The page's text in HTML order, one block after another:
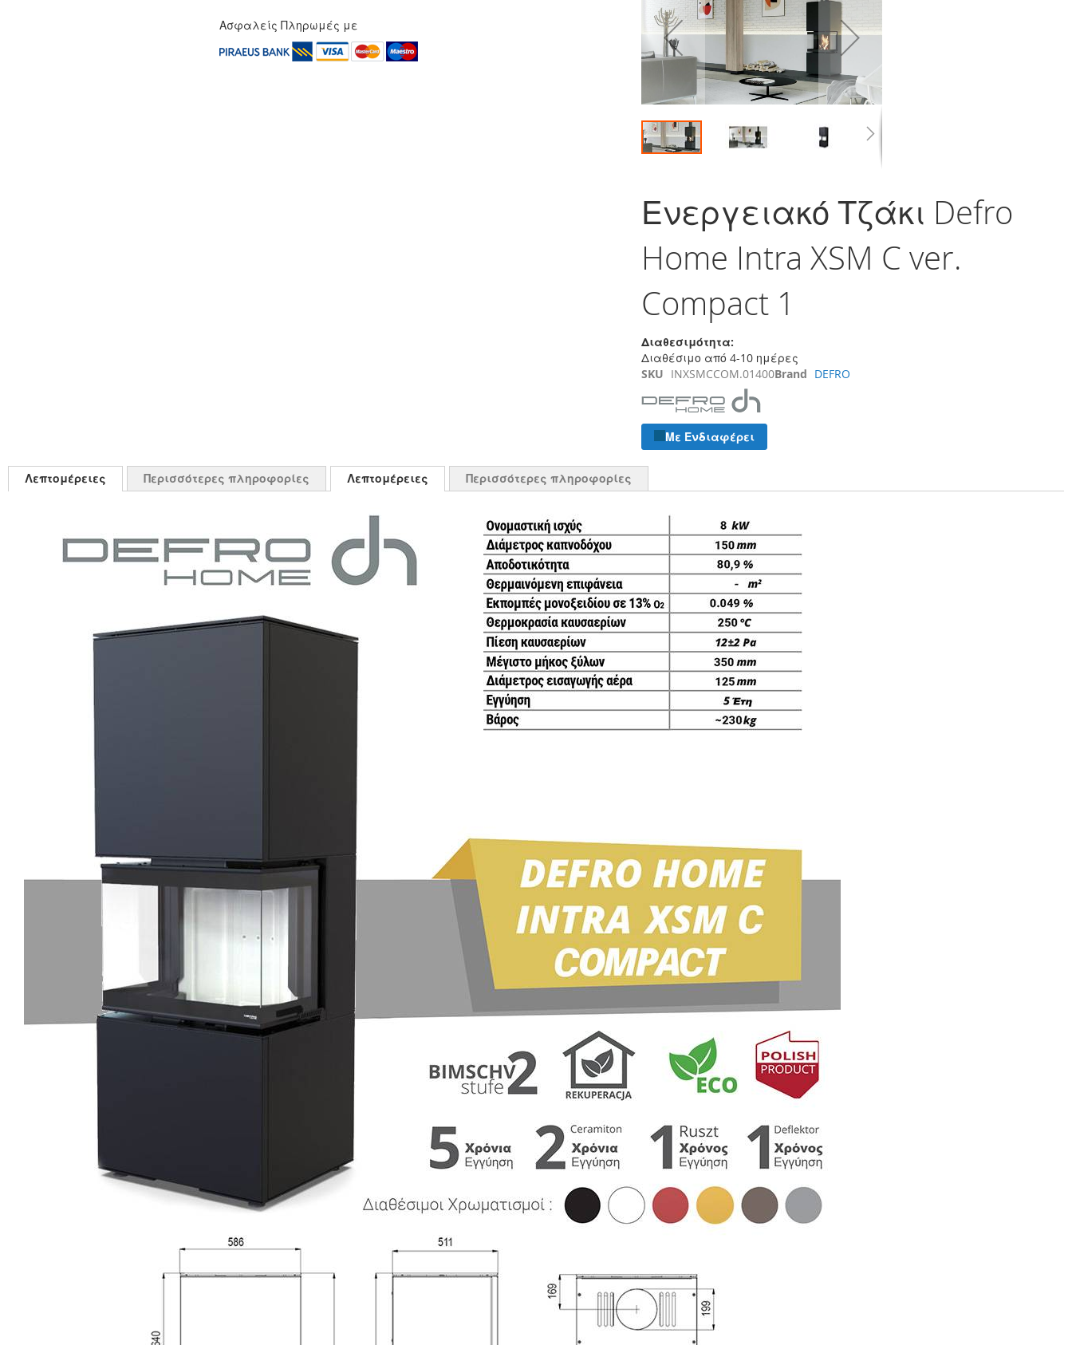
τέλος
της
συλλογής
εικόνων
αρχή
της
εικόνων
Ενεργειακό Τζάκι Defro
Home Intra XSM C ver.
Compact 1
Διαθεσιμότητα:
Διαθέσιμο από 4-10 ημέρες
SKU INXSMCCOM.01400Brand DEFRO
Με Ενδιαφέρει
Ασφαλείς Πληρωμές με
Λεπτομέρειες Περισσότερες πληροφορίες Λεπτομέρειες Περισσότερες πληροφορίες